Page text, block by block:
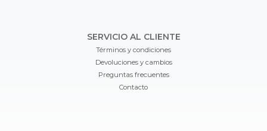
SERVICIO AL CLIENTE
Términos y condiciones
Devoluciones y cambios
Preguntas frecuentes
Contacto